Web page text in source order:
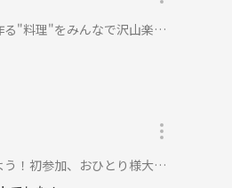
楽しもう！初参加大歓迎！に参加
、おひとり様大歓迎！に参加